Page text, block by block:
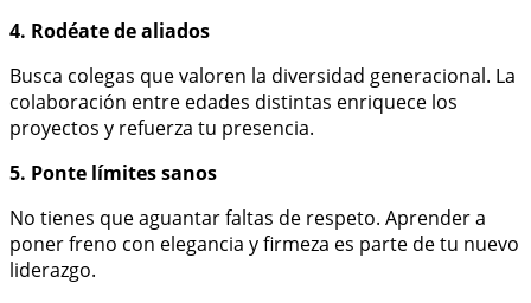
4. Rodéate de aliados
Busca colegas que valoren la diversidad generacional. La
colaboración entre edades distintas enriquece los
proyectos y refuerza tu presencia.
5. Ponte límites sanos
No tienes que aguantar faltas de respeto. Aprender a
poner freno con elegancia y firmeza es parte de tu nuevo
liderazgo.